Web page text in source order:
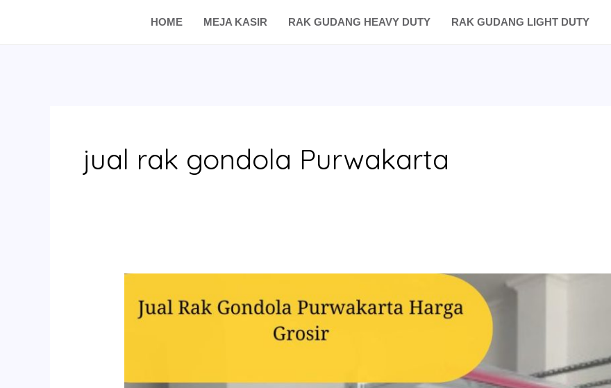
HOME MEJA KASIR RAK GUDANG HEAVY DUTY RAK GUDANG LIGHT DUTY
jual rak gondola Purwakarta
Rak
Gondola
Grosir